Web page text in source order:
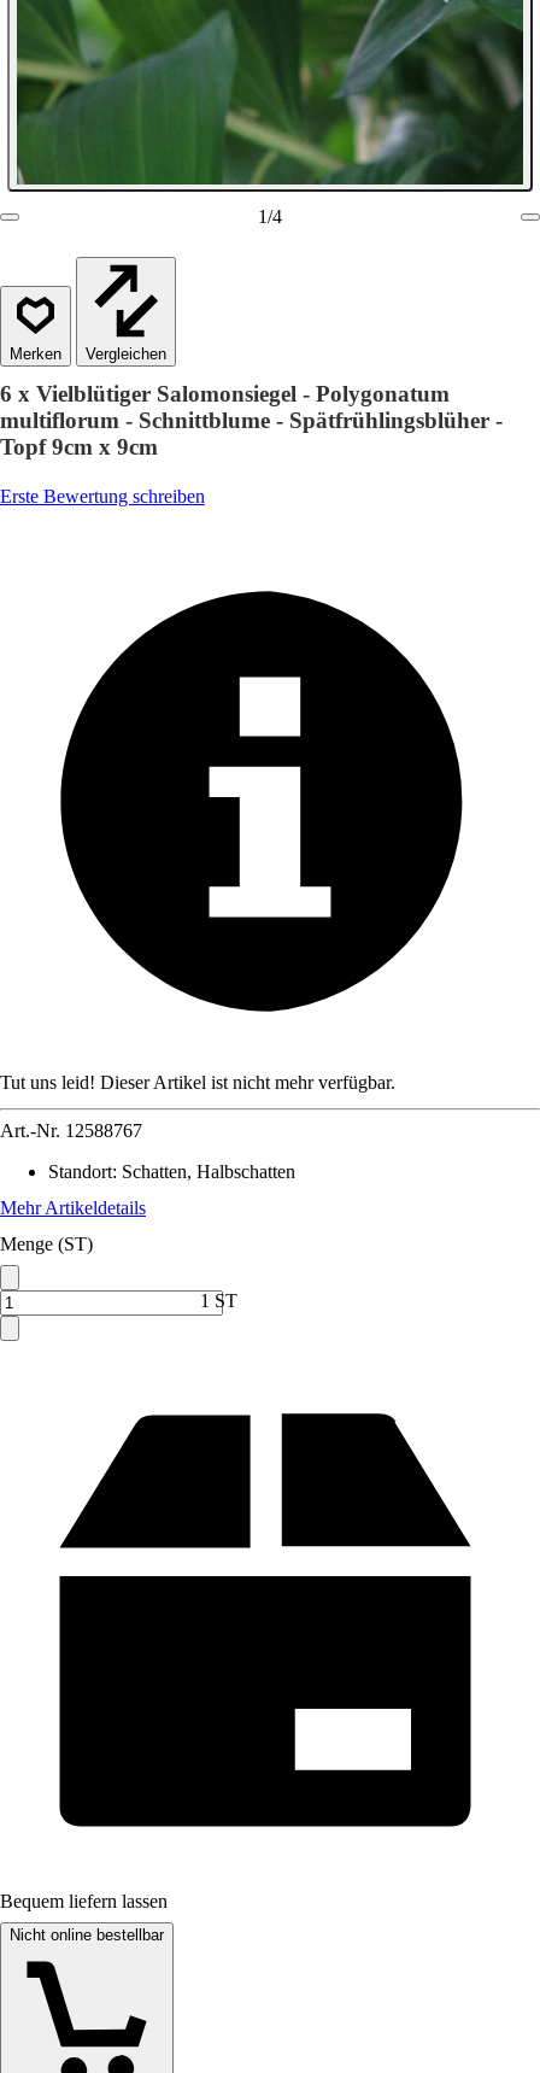
1/4
Vergleichen
6 x Vielblütiger Salomonsiegel - Polygonatum
multiflorum - Schnittblume - Spätfrühlingsblüher -
Topf 9cm x 9cm
Erste Bewertung schreiben
Tut uns leid! Dieser Artikel ist nicht mehr verfügbar.
Art.-Nr. 12588767
Standort: Schatten, Halbschatten
Mehr Artikeldetails
Menge (ST)
1 ST
Bequem liefern lassen
Nicht online bestellbar